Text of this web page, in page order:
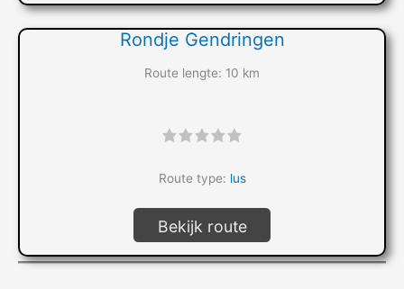
Rondje Gendringen
Route lengte: 10 km
Route type: lus
Bekijk route